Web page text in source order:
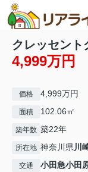
クレッセント
4,999万円
価格 4,999万円
面積 102.06㎡
築年数 築22年
所在地 神奈川県川
交通 小田急小田